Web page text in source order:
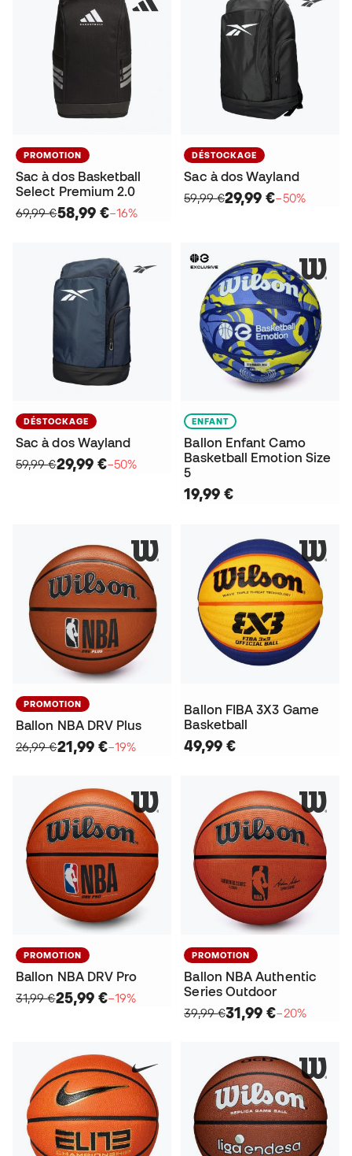
PROMOTION
Sac à dos Basketball
Select Premium 2.0
69,99 €58,99 €−16%
DÉSTOCKAGE
Sac à dos Wayland
59,99 €29,99 €−50%
DÉSTOCKAGE
Sac à dos Wayland
59,99 €29,99 €−50%
ENFANT
Ballon Enfant Camo
Basketball Emotion Size
5
19,99 €
PROMOTION
Ballon NBA DRV Plus
26,99 €21,99 €−19%
Ballon FIBA 3X3 Game
Basketball
49,99 €
PROMOTION
Ballon NBA DRV Pro
31,99 €25,99 €−19%
PROMOTION
Ballon NBA Authentic
Series Outdoor
39,99 €31,99 €−20%